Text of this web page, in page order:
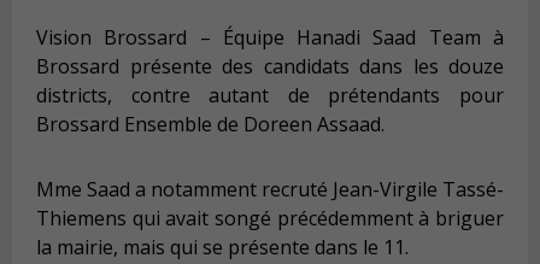
Vision Brossard – Équipe Hanadi Saad Team à
Brossard présente des candidats dans les douze
districts, contre autant de prétendants pour
Brossard Ensemble de Doreen Assaad.
Mme Saad a notamment recruté Jean-Virgile Tassé-
Thiemens qui avait songé précédemment à briguer
la mairie, mais qui se présente dans le 11.